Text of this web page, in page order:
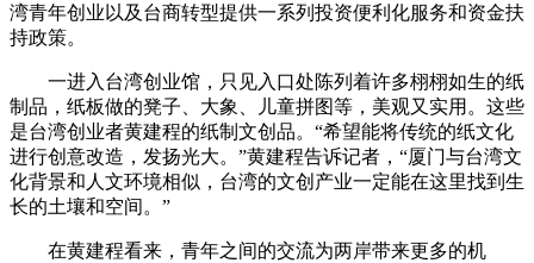
湾青年创业以及台商转型提供一系列投资便利化服务和资金扶
持政策。
一进入台湾创业馆，只见入口处陈列着许多栩栩如生的纸
制品，纸板做的凳子、大象、儿童拼图等，美观又实用。这些
是台湾创业者黄建程的纸制文创品。“希望能将传统的纸文化
进行创意改造，发扬光大。”黄建程告诉记者，“厦门与台湾文
化背景和人文环境相似，台湾的文创产业一定能在这里找到生
长的土壤和空间。”
在黄建程看来，青年之间的交流为两岸带来更多的机